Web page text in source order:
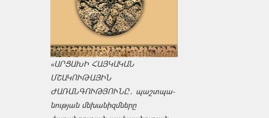
«ԱՐՑԱԽԻ ՀԱՅԿԱԿԱՆ
ՄՇԱԿՈՒԹԱՅԻՆ
ԺԱՌԱՆԳՈՒԹՅՈՒՆԸ․ պաշտպա­
նության մեխանիզմները